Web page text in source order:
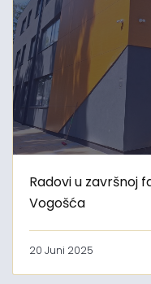
Radovi u završnoj
Vogošća
20 Juni 2025